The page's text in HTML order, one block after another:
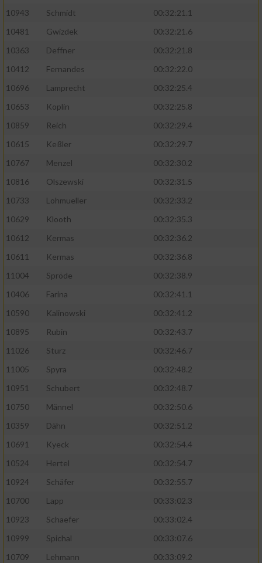
10943
Schmidt
00:32:21.1
10481
Gwizdek
00:32:21.6
10363
Deffner
00:32:21.8
10412
Fernandes
00:32:22.0
10696
Lamprecht
00:32:25.4
10653
Koplin
00:32:25.8
10859
Reich
00:32:29.4
10615
Keßler
00:32:29.7
10767
Menzel
00:32:30.2
10816
Olszewski
00:32:31.5
10733
Lohmueller
00:32:33.2
10629
Klooth
00:32:35.3
10612
Kermas
00:32:36.2
10611
Kermas
00:32:36.8
11004
Spröde
00:32:38.9
10406
Farina
00:32:41.1
10590
Kalinowski
00:32:41.2
10895
Rubin
00:32:43.7
11026
Sturz
00:32:46.7
11005
Spyra
00:32:48.2
10951
Schubert
00:32:48.7
10750
Männel
00:32:50.6
10359
Dähn
00:32:51.2
10691
Kyeck
00:32:54.4
10524
Hertel
00:32:54.7
10924
Schäfer
00:32:55.7
10700
Lapp
00:33:02.3
10923
Schaefer
00:33:02.4
10999
Spichal
00:33:07.6
10709
Lehmann
00:33:09.2
auf einem Endgerät
Verwendung reduzierter Daten zur Auswahl
von Werbeanzeigen
Erstellung von Profilen für personalisierte
Werbung
Verwendung von Profilen zur Auswahl
Erstellung von Profilen zur Personalisierung
Verwendung von Profilen zur Auswahl
Messung der Werbeleistung
Messung der Performance von Inhalten
Analyse von Zielgruppen durch Statistiken
oder Kombinationen von Daten aus
verschiedenen Quellen
Entwicklung und Verbesserung der Angebote
von Inhalten
Geräte anhand von aktiv angeforderten
Informationen identifizieren
Nicht-IAB-Verarbeitungszwecke:
Notwendig
Performance